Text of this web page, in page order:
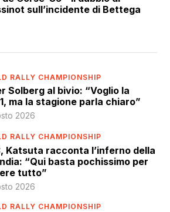
sull’incidente di Bettega
RALLY CHAMPIONSHIP
Solberg al bivio: “Voglio la
ma la stagione parla chiaro”
2026
RALLY CHAMPIONSHIP
Katsuta racconta l’inferno della
“Qui basta pochissimo per
tutto”
2026
RALLY CHAMPIONSHIP